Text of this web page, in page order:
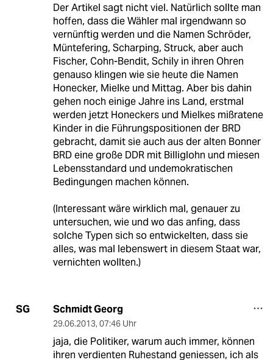
Der Artikel sagt nicht viel. Natürlich sollte man
hoffen, dass die Wähler mal irgendwann so
vernünftig werden und die Namen Schröder,
Müntefering, Scharping, Struck, aber auch
Fischer, Cohn-Bendit, Schily in ihren Ohren
genauso klingen wie sie heute die Namen
Honecker, Mielke und Mittag. Aber bis dahin
gehen noch einige Jahre ins Land, erstmal
werden jetzt Honeckers und Mielkes mißratene
Kinder in die Führungspositionen der BRD
gebracht, damit sie auch aus der alten Bonner
BRD eine große DDR mit Billiglohn und miesen
Lebensstandard und undemokratischen
Bedingungen machen können.
(Interessant wäre wirklich mal, genauer zu
untersuchen, wie und wo das anfing, dass
solche Typen sich so entwickelten, dass sie
alles, was mal lebenswert in diesem Staat war,
vernichten wollten.)
SG Schmidt Georg
29.06.2013, 07:46 Uhr
jaja, die Politiker, warum auch immer, können
ihren verdienten Ruhestand geniessen, ich als